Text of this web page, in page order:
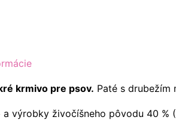
krmivo pre psov. Paté s drubežím
a výrobky živočíšneho pôvodu 40